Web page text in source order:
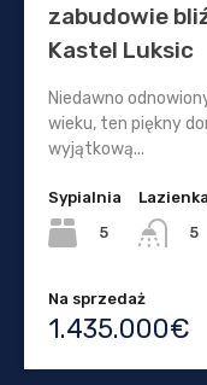
zabudowie
Kastel Luksic
Niedawno
wieku, ten piękny
wyjątkową...
Sypialnia
5
Lazienka
5
Na sprzedaż
1.435.000€